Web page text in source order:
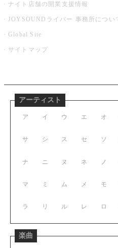
ナイト店舗の開業支援情報
JOYSOUNDライバー 事務所につい
Global Site
サイトマップ
アーティスト
ア イ ウ エ オ
サ シ ス セ ソ
ナ ニ ヌ ネ ノ
マ ミ ム メ モ
ラ リ ル レ ロ
楽曲